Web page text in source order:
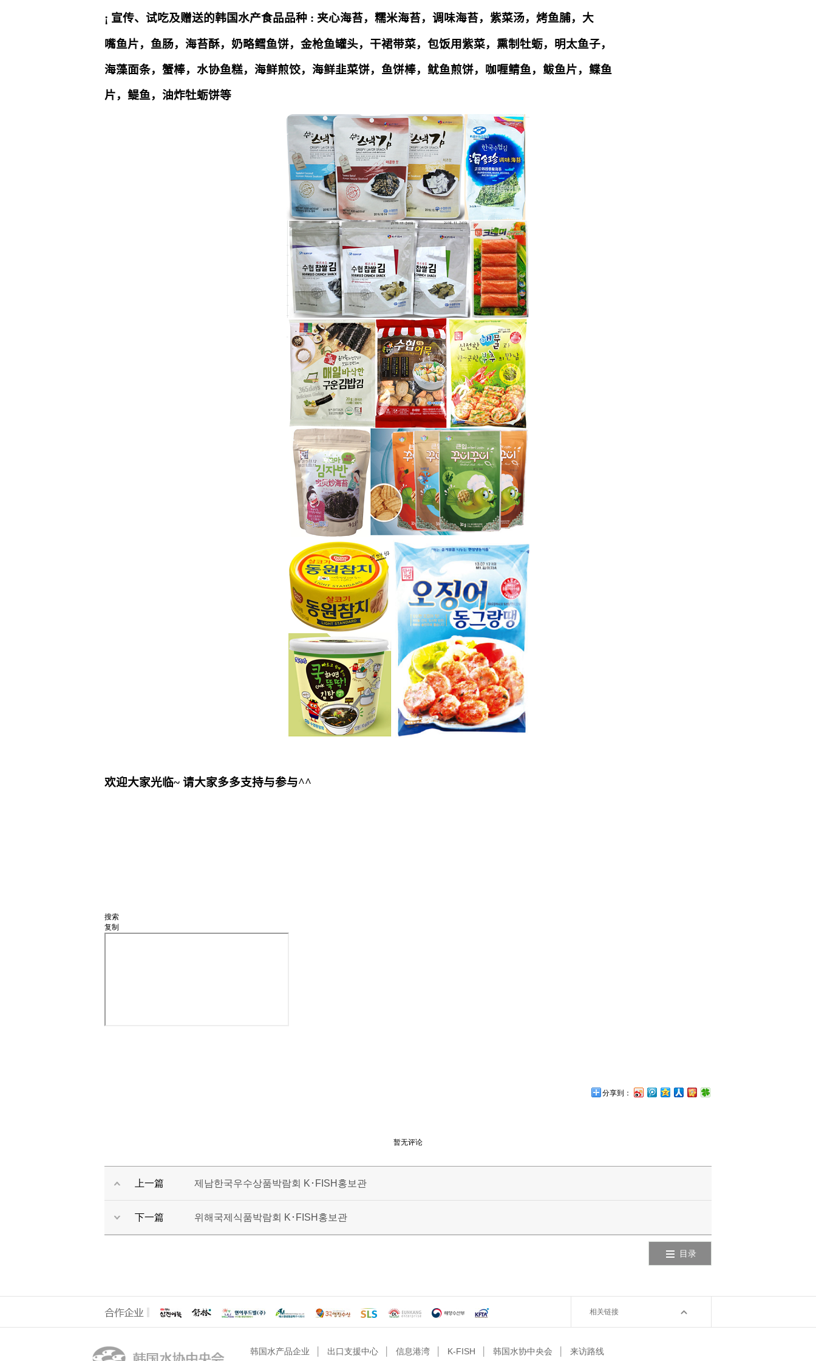
¡ 宣传、试吃及赠送的韩国水产食品品种 : 夹心海苔，糯米海苔，调味海苔，紫菜汤， 烤鱼脯， 大
嘴鱼片，鱼肠，海苔酥，奶略鳕鱼饼，金枪鱼罐头，干裙带菜，包饭用紫菜，熏制牡蛎，明太鱼子，
海藻面条，蟹棒， 水协鱼糕， 海鲜煎饺， 海鲜韭菜饼， 鱼饼棒， 鱿鱼煎饼， 咖喱鲭鱼，鲅鱼片，鲽鱼
片，鳀鱼，油炸牡蛎饼等
欢迎大家光临~ 请大家多多支持与参与^^
搜索
复制
分享到：
暂无评论
上一篇 제남한국우수상품박람회 K･FISH홍보관
下一篇 위해국제식품박람회 K･FISH홍보관
目录
相关链接
韩国水产品企业 出口支援中心 信息港湾 K-FISH 韩国水协中央会 来访路线